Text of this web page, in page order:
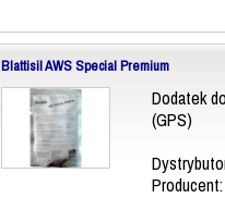
Blattisil AWS Special Premium
Dodatek
(GPS)